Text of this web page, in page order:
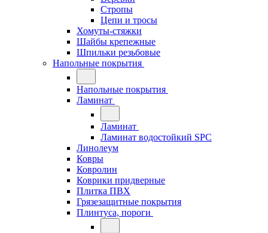
Стропы
Цепи и тросы
Хомуты-стяжки
Шайбы крепежные
Шпильки резьбовые
Напольные покрытия
Напольные покрытия
Ламинат
Ламинат
Ламинат водостойкий SPC
Линолеум
Ковры
Ковролин
Коврики придверные
Плитка ПВХ
Грязезащитные покрытия
Плинтуса, пороги